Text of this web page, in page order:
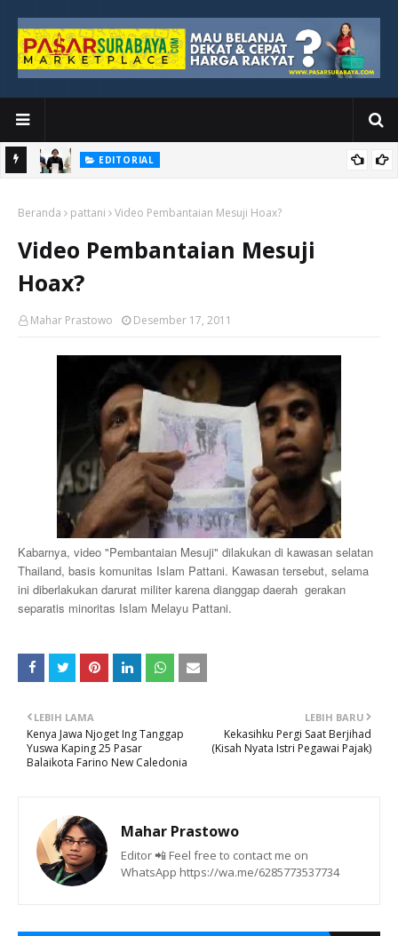
EDITORIAL
Beranda pattani Video Pembantaian Mesuji Hoax?
Video Pembantaian Mesuji
Hoax?
Mahar Prastowo Desember 17, 2011
Kabarnya, video "Pembantaian Mesuji" dilakukan di kawasan selatan
Thailand, basis komunitas Islam Pattani. Kawasan tersebut, selama
ini diberlakukan darurat militer karena dianggap daerah gerakan
separatis minoritas Islam Melayu Pattani.
LEBIH BARU
Kekasihku Pergi Saat Berjihad
(Kisah Nyata Istri Pegawai Pajak)
LEBIH LAMA
Kenya Jawa Njoget Ing Tanggap
Yuswa Kaping 25 Pasar
Balaikota Farino New Caledonia
Mahar Prastowo
Editor 📲 Feel free to contact me on
WhatsApp https://wa.me/6285773537734